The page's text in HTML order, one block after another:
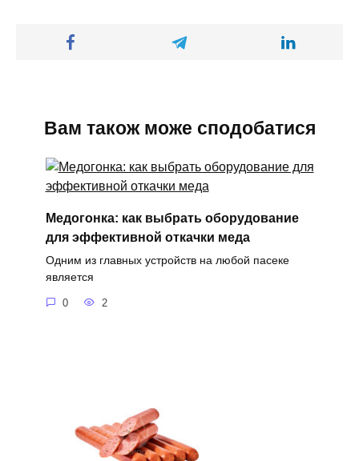
Вам також може сподобатися
Медогонка: как выбрать оборудование
для эффективной откачки меда
Одним из главных устройств на любой пасеке
является
0 2